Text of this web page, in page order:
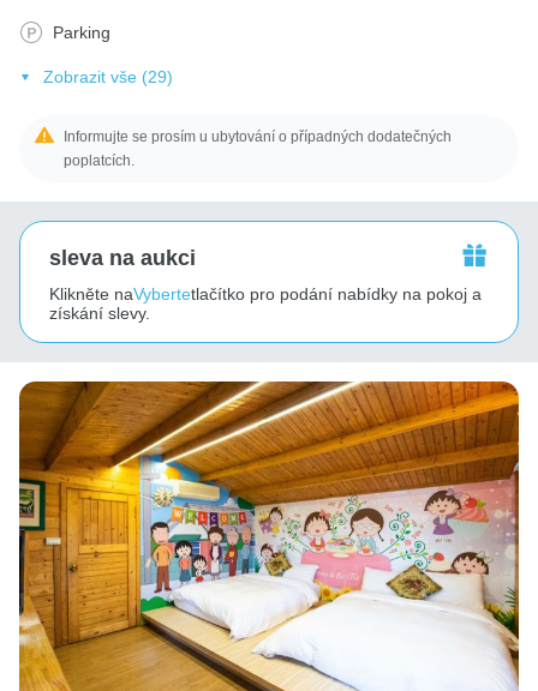
Parking
Zobrazit vše (29)
Informujte se prosím u ubytování o případných dodatečných
poplatcích.
sleva na aukci
Klikněte naVybertetlačítko pro podání nabídky na pokoj a
získání slevy.